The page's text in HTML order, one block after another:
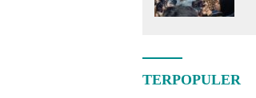
TERPOPULER